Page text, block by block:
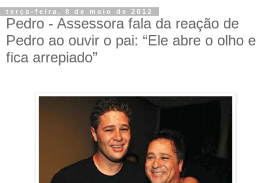
terça-feira, 8 de maio de 2012
Pedro - Assessora fala da reação de
Pedro ao ouvir o pai: “Ele abre o olho e
fica arrepiado”